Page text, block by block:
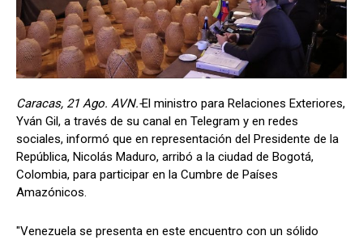
Caracas, 21 Ago. AVN.-El ministro para Relaciones Exteriores,
Yván Gil, a través de su canal en Telegram y en redes
sociales, informó que en representación del Presidente de la
República, Nicolás Maduro, arribó a la ciudad de Bogotá,
Colombia, para participar en la Cumbre de Países
Amazónicos.
"Venezuela se presenta en este encuentro con un sólido